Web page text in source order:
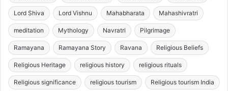
Lord Shiva Lord Vishnu Mahabharata Mahashivratri
meditation Mythology Navratri Pilgrimage
Ramayana Ramayana Story Ravana Religious Beliefs
Religious Heritage religious history religious rituals
Religious significance religious tourism Religious tourism India